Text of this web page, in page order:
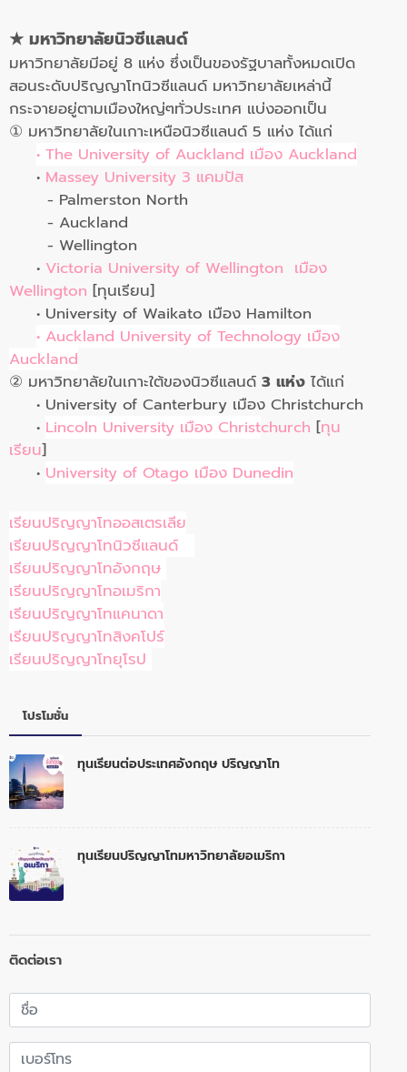
★ มหาวิทยาลัยนิวซีแลนด์
มหาวิทยาลัยมีอยู่ 8 แห่ง ซึ่งเป็นของรัฐบาลทั้งหมดเปิด
สอนระดับปริญญาโทนิวซีแลนด์ มหาวิทยาลัยเหล่านี้
กระจายอยู่ตามเมืองใหญ่ๆทั่วประเทศ แบ่งออกเป็น
① มหาวิทยาลัยในเกาะเหนือนิวซีแลนด์ 5 แห่ง ได้แก่
• The University of Auckland เมือง Auckland
• Massey University 3 แคมปัส
- Palmerston North
- Auckland
- Wellington
• Victoria University of Wellington เมือง
Wellington [ทุนเรียน]
• University of Waikato เมือง Hamilton
• Auckland University of Technology เมือง
Auckland
② มหาวิทยาลัยในเกาะใต้ของนิวซีแลนด์ 3 แห่ง ได้แก่
• University of Canterbury เมือง Christchurch
• Lincoln University เมือง Christchurch [ทุน
เรียน]
• University of Otago เมือง Dunedin
เรียนปริญญาโทออสเตรเลีย
เรียนปริญญาโทนิวซีแลนด์
เรียนปริญญาโทอังกฤษ
เรียนปริญญาโทอเมริกา
เรียนปริญญาโทแคนาดา
เรียนปริญญาโทสิงคโปร์
เรียนปริญญาโทยุโรป
โปรโมชั่น
ทุนเรียนต่อประเทศอังกฤษ ปริญญาโท
ทุนเรียนปริญญาโทมหาวิทยาลัยอเมริกา
ติดต่อเรา